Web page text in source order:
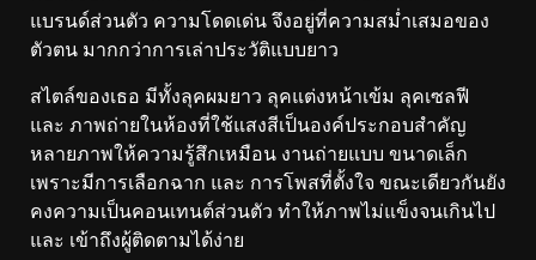
แบรนด์ส่วนตัว ความโดดเด่น จึงอยู่ที่ความสม่ำเสมอของ
ตัวตน มากกว่าการเล่าประวัติแบบยาว
สไตล์ของเธอ มีทั้งลุคผมยาว ลุคแต่งหน้าเข้ม ลุคเซลฟี
และ ภาพถ่ายในห้องที่ใช้แสงสีเป็นองค์ประกอบสำคัญ
หลายภาพให้ความรู้สึกเหมือน งานถ่ายแบบ ขนาดเล็ก
เพราะมีการเลือกฉาก และ การโพสที่ตั้งใจ ขณะเดียวกันยัง
คงความเป็นคอนเทนต์ส่วนตัว ทำให้ภาพไม่แข็งจนเกินไป
และ เข้าถึงผู้ติดตามได้ง่าย